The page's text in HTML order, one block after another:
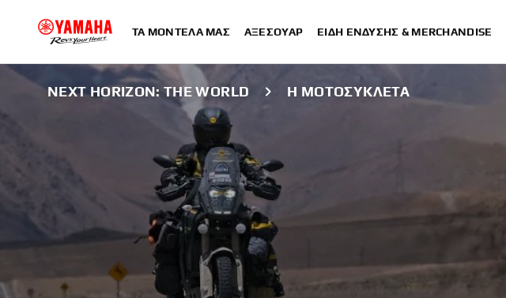
ΤΑ ΜΟΝΤΈΛΑ ΜΑΣ ΑΞΕΣΟΥΆΡ ΕΊΔΗ ΈΝΔΥΣΗΣ & MERCHANDISE
NEXT HORIZON: THE WORLD Η ΜΟΤΟΣΥΚΛΈΤΑ